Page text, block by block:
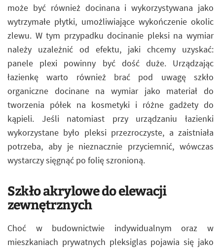
może być również docinana i wykorzystywana jako
wytrzymałe płytki, umożliwiające wykończenie okolic
zlewu. W tym przypadku docinanie pleksi na wymiar
należy uzależnić od efektu, jaki chcemy uzyskać:
panele plexi powinny być dość duże. Urządzając
łazienkę warto również brać pod uwagę szkło
organiczne docinane na wymiar jako materiał do
tworzenia półek na kosmetyki i różne gadżety do
kąpieli. Jeśli natomiast przy urządzaniu łazienki
wykorzystane było pleksi przezroczyste, a zaistniała
potrzeba, aby je nieznacznie przyciemnić, wówczas
wystarczy sięgnąć po folię szronioną.
Szkło akrylowe do elewacji
zewnętrznych
Choć w budownictwie indywidualnym oraz w
mieszkaniach prywatnych pleksiglas pojawia się jako